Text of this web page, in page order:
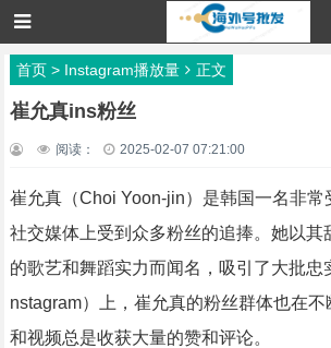
首页> Instagram播放量 正文
崔允真ins粉丝
阅读： 2025-02-07 07:21:00
崔允真（Choi Yoon-jin）是韩国一名非常
社交媒体上受到众多粉丝的追捧。她以其
的歌艺和舞蹈实力而闻名，吸引了大批忠
nstagram）上，崔允真的粉丝群体也在
和视频总是收获大量的赞和评论。